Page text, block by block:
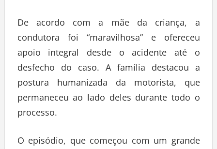
De acordo com a mãe da criança, a
condutora foi “maravilhosa” e ofereceu
apoio integral desde o acidente até o
desfecho do caso. A família destacou a
postura humanizada da motorista, que
permaneceu ao lado deles durante todo o
processo.
O episódio, que começou com um grande